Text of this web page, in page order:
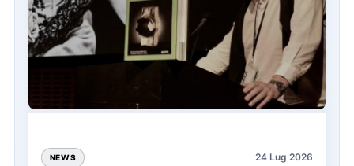
NEWS 24 Lug 2026